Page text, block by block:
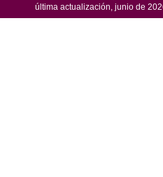
última actualización, junio de